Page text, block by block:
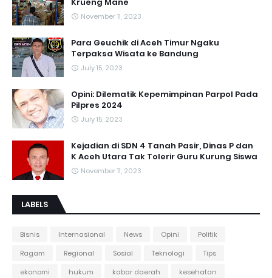
November 11, 2023
Para Geuchik di Aceh Timur Ngaku
Terpaksa Wisata ke Bandung
July 15, 2023
Opini: Dilematik Kepemimpinan Parpol Pada
Pilpres 2024
July 15, 2023
Kejadian di SDN 4 Tanah Pasir, Dinas P dan
K Aceh Utara Tak Tolerir Guru Kurung Siswa
November 11, 2023
LABELS
Bisnis Internasional News Opini
Politik
Ragam
Regional Sosial Teknologi
Tips
ekonomi
hukum kabar daerah
kesehatan